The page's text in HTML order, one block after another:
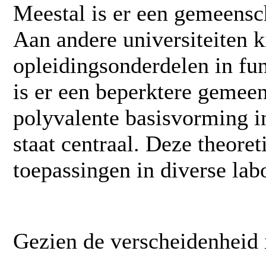
Meestal is er een
Aan andere universiteiten
opleidingsonderdelen in
is er een beperktere
polyvalente basisvorming
staat centraal. Deze
toepassingen in diverse
Gezien de